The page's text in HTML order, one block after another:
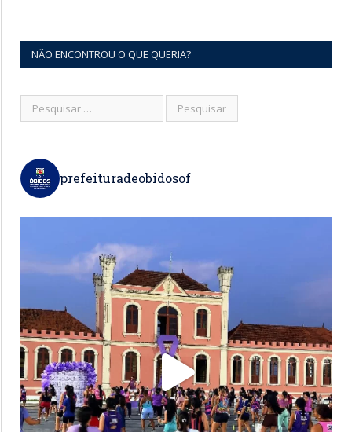
NÃO ENCONTROU O QUE QUERIA?
prefeituradeobidosof